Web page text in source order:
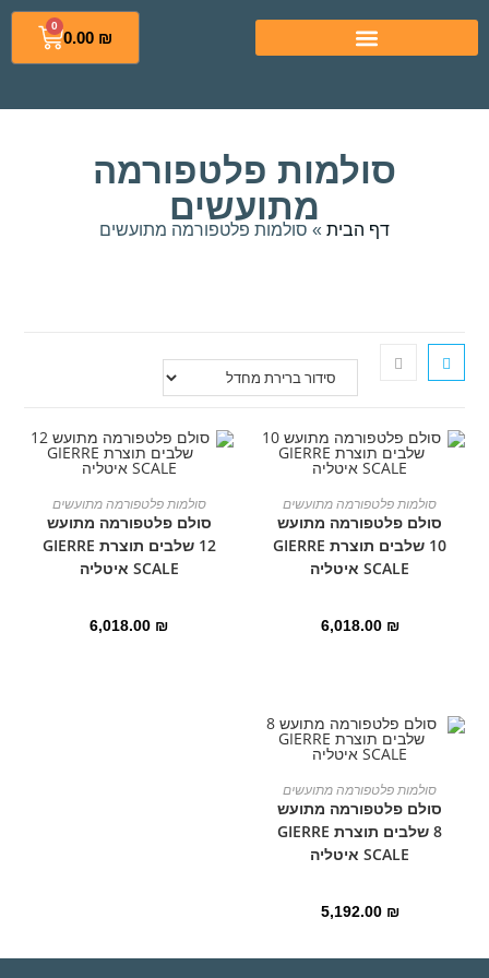
0.00 ₪
0
סולמות פלטפורמה
מתועשים
דף הבית » סולמות פלטפורמה מתועשים
סולמות פלטפורמה מתועשים
סולם פלטפורמה מתועש
10 שלבים תוצרת GIERRE
SCALE איטליה
6,018.00 ₪
סולמות פלטפורמה מתועשים
סולם פלטפורמה מתועש
12 שלבים תוצרת GIERRE
SCALE איטליה
6,018.00 ₪
סולמות פלטפורמה מתועשים
סולם פלטפורמה מתועש
8 שלבים תוצרת GIERRE
SCALE איטליה
5,192.00 ₪